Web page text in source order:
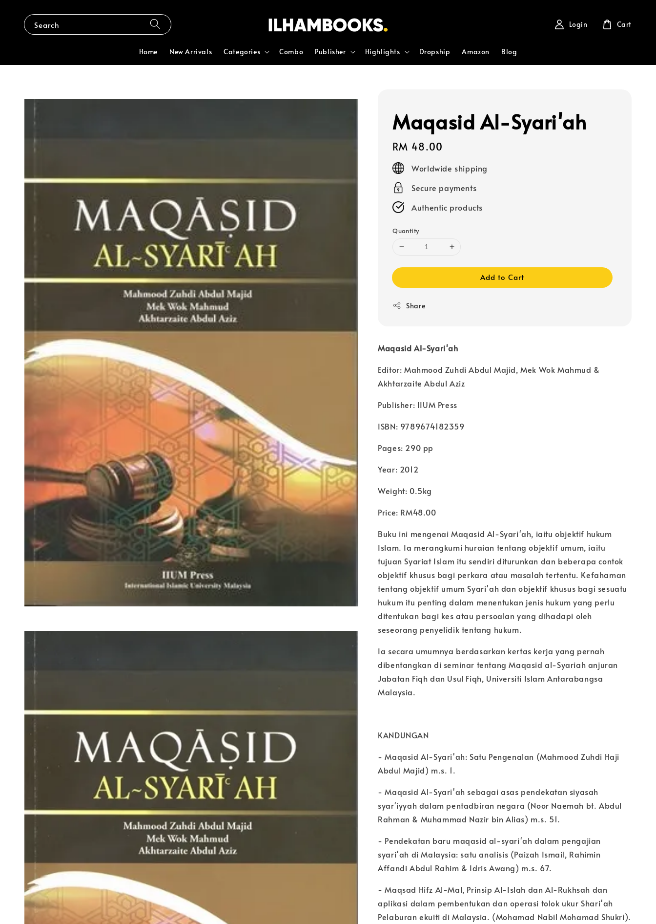
Search
Home New Arrivals Categories Combo Publisher Highlights Dropship Amazon Blog
Login Cart
Maqasid Al-Syari'ah
Regular
price
RM 48.00
Worldwide shipping
Secure payments
Authentic products
Quantity
Add to Cart
Share
Maqasid Al-Syari'ah
Editor: Mahmood Zuhdi Abdul Majid, Mek Wok Mahmud &
Akhtarzaite Abdul Aziz
Publisher: IIUM Press
ISBN: 9789674182359
Pages: 290 pp
Year: 2012
Weight: 0.5kg
Price: RM48.00
Buku ini mengenai Maqasid Al-Syari'ah, iaitu objektif hukum
Islam. Ia merangkumi huraian tentang objektif umum, iaitu
tujuan Syariat Islam itu sendiri diturunkan dan beberapa contok
objektif khusus bagi perkara atau masalah tertentu. Kefahaman
tentang objektif umum Syari'ah dan objektif khusus bagi sesuatu
hukum itu penting dalam menentukan jenis hukum yang perlu
ditentukan bagi kes atau persoalan yang dihadapi oleh
seseorang penyelidik tentang hukum.
Ia secara umumnya berdasarkan kertas kerja yang pernah
dibentangkan di seminar tentang Maqasid al-Syariah anjuran
Jabatan Fiqh dan Usul Fiqh, Universiti Islam Antarabangsa
Malaysia.
KANDUNGAN
- Maqasid Al-Syari'ah: Satu Pengenalan (Mahmood Zuhdi Haji
Abdul Majid) m.s. 1.
- Maqasid Al-Syari'ah sebagai asas pendekatan siyasah
syar'iyyah dalam pentadbiran negara (Noor Naemah bt. Abdul
Rahman & Muhammad Nazir bin Alias) m.s. 51.
- Pendekatan baru maqasid al-syari'ah dalam pengajian
syari'ah di Malaysia: satu analisis (Paizah Ismail, Rahimin
Affandi Abdul Rahim & Idris Awang) m.s. 67.
- Maqsad Hifz Al-Mal, Prinsip Al-Islah dan Al-Rukhsah dan
aplikasi dalam pembentukan dan operasi tolok ukur Shari'ah
Pelaburan ekuiti di Malaysia. (Mohamad Nabil Mohamad Shukri).